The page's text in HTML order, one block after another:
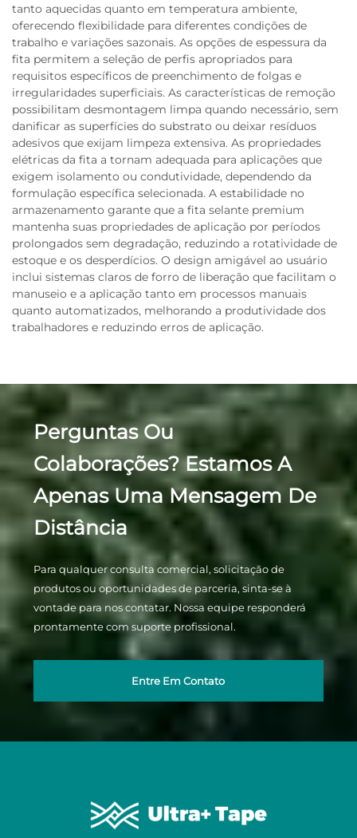
tanto aquecidas quanto em temperatura ambiente,
oferecendo flexibilidade para diferentes condições de
trabalho e variações sazonais. As opções de espessura da
fita permitem a seleção de perfis apropriados para
requisitos específicos de preenchimento de folgas e
irregularidades superficiais. As características de remoção
possibilitam desmontagem limpa quando necessário, sem
danificar as superfícies do substrato ou deixar resíduos
adesivos que exijam limpeza extensiva. As propriedades
elétricas da fita a tornam adequada para aplicações que
exigem isolamento ou condutividade, dependendo da
formulação específica selecionada. A estabilidade no
armazenamento garante que a fita selante premium
mantenha suas propriedades de aplicação por períodos
prolongados sem degradação, reduzindo a rotatividade de
estoque e os desperdícios. O design amigável ao usuário
inclui sistemas claros de forro de liberação que facilitam o
manuseio e a aplicação tanto em processos manuais
quanto automatizados, melhorando a produtividade dos
trabalhadores e reduzindo erros de aplicação.
Perguntas Ou
Colaborações? Estamos A
Apenas Uma Mensagem De
Distância
Para qualquer consulta comercial, solicitação de
produtos ou oportunidades de parceria, sinta-se à
vontade para nos contatar. Nossa equipe responderá
prontamente com suporte profissional.
Entre Em Contato